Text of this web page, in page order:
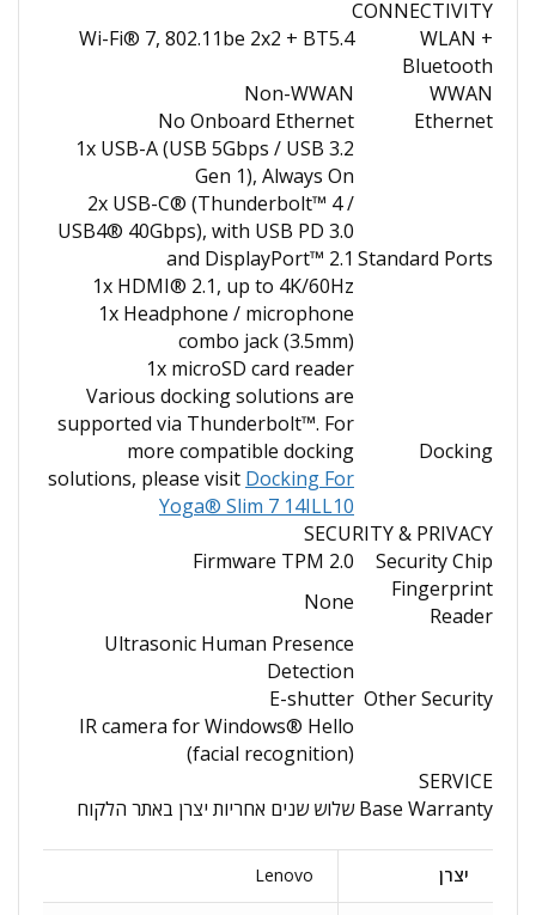
CONNECTIVITY
WLAN +
Bluetooth
Wi-Fi® 7, 802.11be 2x2 + BT5.4
WWAN
Non-WWAN
Ethernet
No Onboard Ethernet
Standard Ports
1x USB-A (USB 5Gbps / USB 3.2
Gen 1), Always On
2x USB-C® (Thunderbolt™ 4 /
USB4® 40Gbps), with USB PD 3.0
and DisplayPort™ 2.1
1x HDMI® 2.1, up to 4K/60Hz
1x Headphone / microphone
combo jack (3.5mm)
1x microSD card reader
Docking
Various docking solutions are
supported via Thunderbolt™. For
more compatible docking
solutions, please visit Docking For
Yoga® Slim 7 14ILL10
SECURITY & PRIVACY
Security Chip
Firmware TPM 2.0
Fingerprint
Reader
None
Other Security
Ultrasonic Human Presence
Detection
E-shutter
IR camera for Windows® Hello
(facial recognition)
SERVICE
Base Warranty שלוש שנים אחריות יצרן באתר הלקוח
יצרן Lenovo